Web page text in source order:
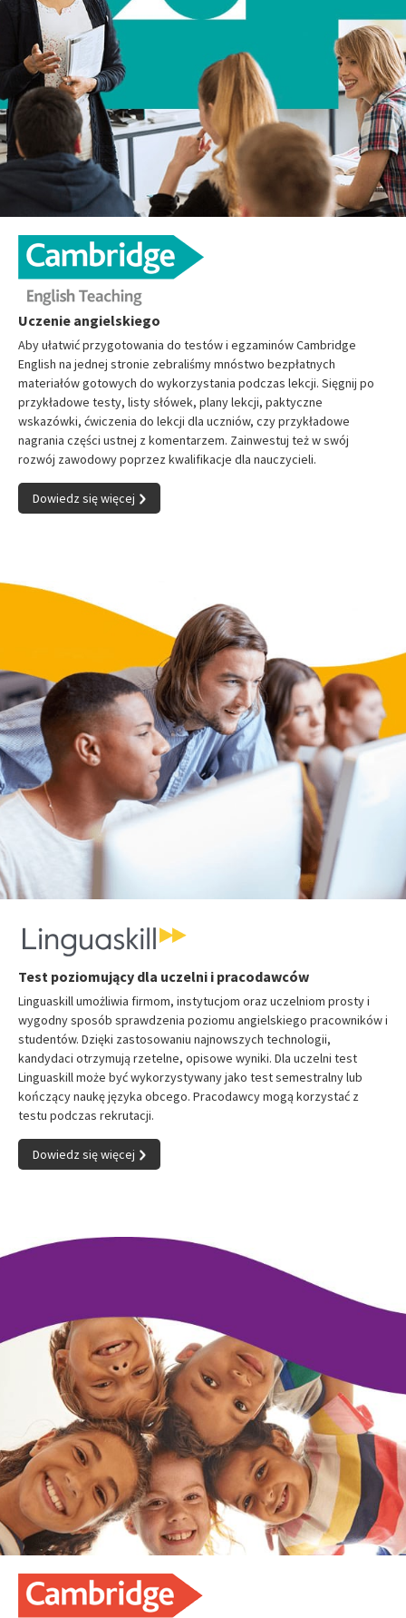
Uczenie angielskiego
Aby ułatwić przygotowania do testów i egzaminów Cambridge
English na jednej stronie zebraliśmy mnóstwo bezpłatnych
materiałów gotowych do wykorzystania podczas lekcji. Sięgnij po
przykładowe testy, listy słówek, plany lekcji, paktyczne
wskazówki, ćwiczenia do lekcji dla uczniów, czy przykładowe
nagrania części ustnej z komentarzem. Zainwestuj też w swój
rozwój zawodowy poprzez kwalifikacje dla nauczycieli.
Dowiedz się więcej
Test poziomujący dla uczelni i pracodawców
Linguaskill umożliwia firmom, instytucjom oraz uczelniom prosty i
wygodny sposób sprawdzenia poziomu angielskiego pracowników i
studentów. Dzięki zastosowaniu najnowszych technologii,
kandydaci otrzymują rzetelne, opisowe wyniki. Dla uczelni test
Linguaskill może być wykorzystywany jako test semestralny lub
kończący naukę języka obcego. Pracodawcy mogą korzystać z
testu podczas rekrutacji.
Dowiedz się więcej